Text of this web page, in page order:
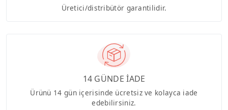
Üretici/distribütör garantilidir.
14 GÜNDE İADE
Ürünü 14 gün içerisinde ücretsiz ve kolayca iade
edebilirsiniz.